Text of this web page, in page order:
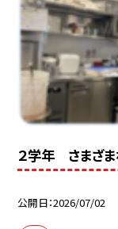
２学年 さまざ
公開日 2026/07/02